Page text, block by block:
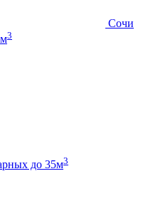
Сочи
3
до 35м3